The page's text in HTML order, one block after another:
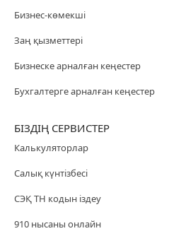
Бизнес-көмекші
Заң қызметтері
Бизнеске арналған кеңестер
Бухгалтерге арналған кеңестер
БІЗДІҢ СЕРВИСТЕР
Калькуляторлар
Салық күнтізбесі
СЭҚ ТН кодын іздеу
910 нысаны онлайн